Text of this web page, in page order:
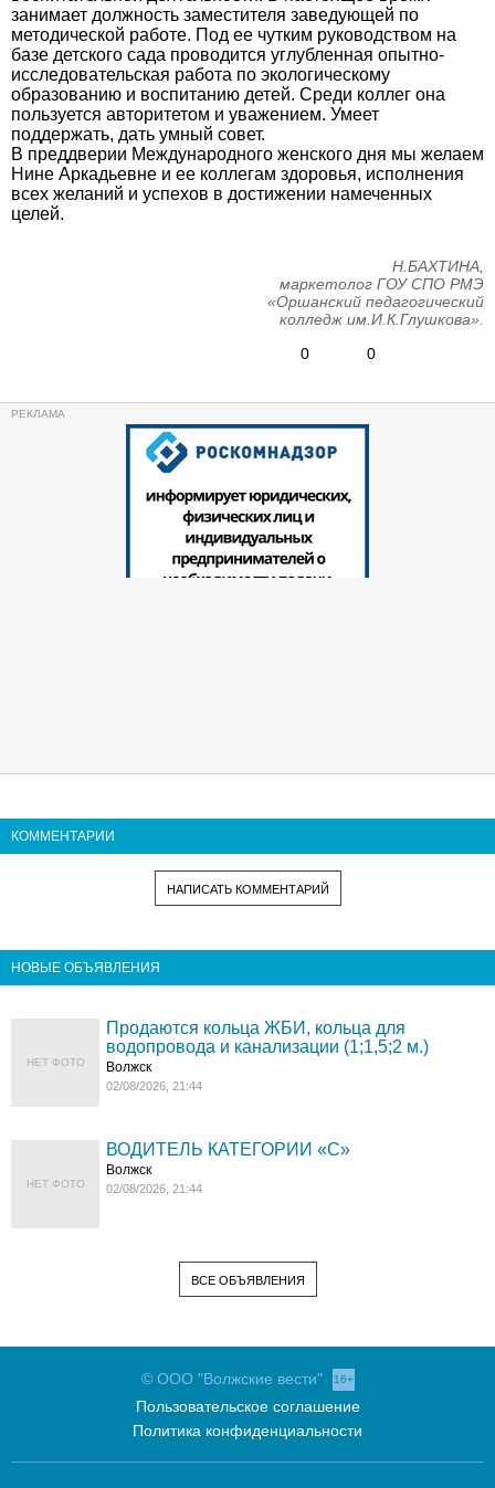
занимает должность заместителя заведующей по
методической работе. Под ее чутким руководством на
базе детского сада проводится углубленная опытно-
исследовательская работа по экологическому
образованию и воспитанию детей. Среди коллег она
пользуется авторитетом и уважением. Умеет
поддержать, дать умный совет.
В преддверии Международного женского дня мы желаем
Нине Аркадьевне и ее коллегам здоровья, исполнения
всех желаний и успехов в достижении намеченных
целей.
Н.БАХТИНА,
маркетолог ГОУ СПО РМЭ
«Оршанский педагогический
колледж им.И.К.Глушкова».
0
0
КОММЕНТАРИИ
НАПИСАТЬ КОММЕНТАРИЙ
НОВЫЕ ОБЪЯВЛЕНИЯ
НЕТ ФОТО
Продаются кольца ЖБИ, кольца для
водопровода и канализации (1;1,5;2 м.)
Волжск
02/08/2026, 21:44
НЕТ ФОТО
ВОДИТЕЛЬ КАТЕГОРИИ «C»
Волжск
02/08/2026, 21:44
ВСЕ ОБЪЯВЛЕНИЯ
© ООО "Волжские вести" 16+
Пользовательское соглашение
Политика конфиденциальности